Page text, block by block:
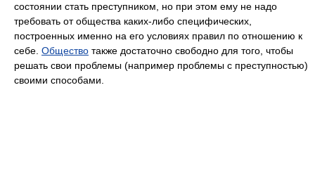
состоянии стать преступником, но при этом ему не надо
требовать от общества каких-либо специфических,
построенных именно на его условиях правил по отношению к
себе. Общество также достаточно свободно для того, чтобы
решать свои проблемы (например проблемы с преступностью)
своими способами.